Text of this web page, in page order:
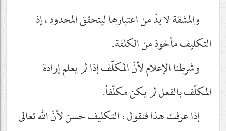
والمشقة لا بدّ من اعتبارها ليتحقق المحدود ، إذ
التكليف مأخوذ من الكلفة.
وشرطنا الإعلام لأنّ المكلّف إذا لم يعلم إرادة
المكلّف بالفعل لم يكن مكلّفاً.
إذا عرفت هذا فنقول : التكليف حسن لأنّ الله تعالى